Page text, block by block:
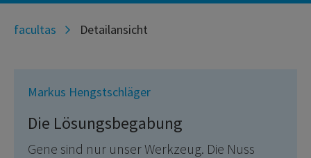
facultas Detailansicht
Markus Hengstschläger
Die Lösungsbegabung
Gene sind nur unser Werkzeug. Die Nuss